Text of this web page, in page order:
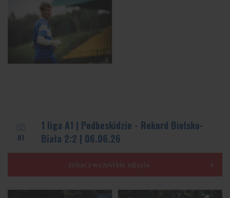
81
1 liga A1 | Podbeskidzie - Rekord Bielsko-
Biała 2:2 | 06.06.26
zobacz wszystkie zdjęcia